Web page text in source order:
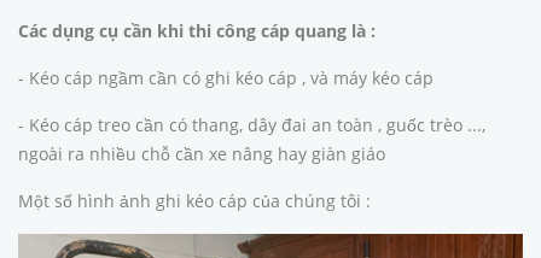
Các dụng cụ cần khi thi công cáp quang là :
- Kéo cáp ngầm cần có ghi kéo cáp , và máy kéo cáp
- Kéo cáp treo cần có thang, dây đai an toàn , guốc trèo ...,
ngoài ra nhiều chỗ cần xe nâng hay giàn giáo
Một số hình ảnh ghi kéo cáp của chúng tôi :